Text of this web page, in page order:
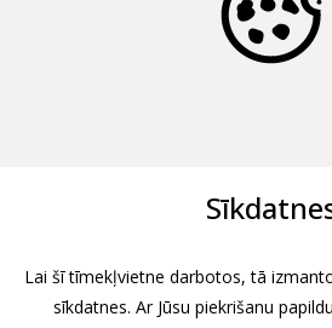
Lai šī tīmekļvietne darbotos, tā
sīkdatnes. Ar Jūsu piekrišanu